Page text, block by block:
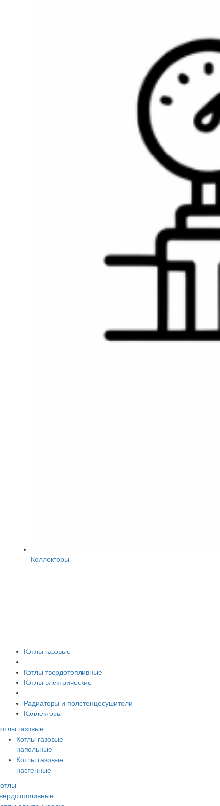
Коллекторы
Котлы газовые
Котлы твердотопливные
Котлы электрические
Радиаторы и полотенцесушители
Коллекторы
газовые
Котлы газовые
напольные
Котлы газовые
настенные